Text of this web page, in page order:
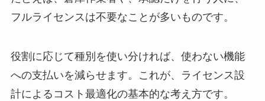
フルライセンスは不要なことが多いものです。
役割に応じて種別を使い分ければ、使わない機能
への支払いを減らせます。これが、ライセンス設
計によるコスト最適化の基本的な考え方です。